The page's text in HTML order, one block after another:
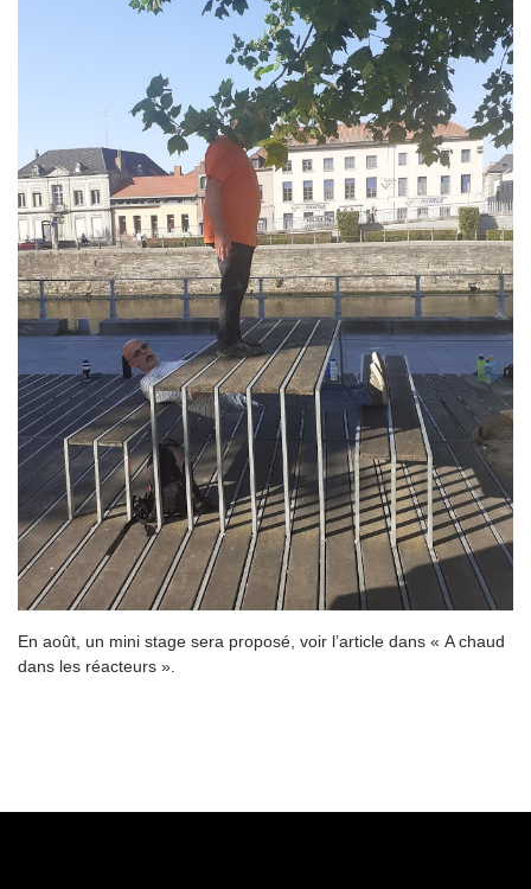
En août, un mini stage sera proposé, voir l’article dans « A chaud
dans les réacteurs ».